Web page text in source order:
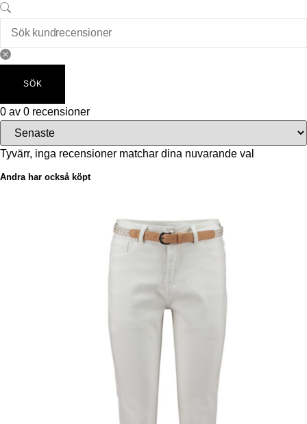
SÖK
0 av 0 recensioner
Tyvärr, inga recensioner matchar dina nuvarande val
Andra har också köpt